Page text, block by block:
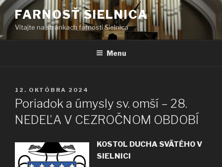
Prejsť
obsah
FARNOSŤ SIELNICA
Vitajte na stránkach farnosti Sielnica
Menu
PUBLIKOVANÉ
12. OKTÓBRA 2024
Poriadok a úmysly sv. omší – 28.
NEDEĽA V CEZROČNOM OBDOBÍ
KOSTOL DUCHA SVÄTÉHO V
SIELNICI